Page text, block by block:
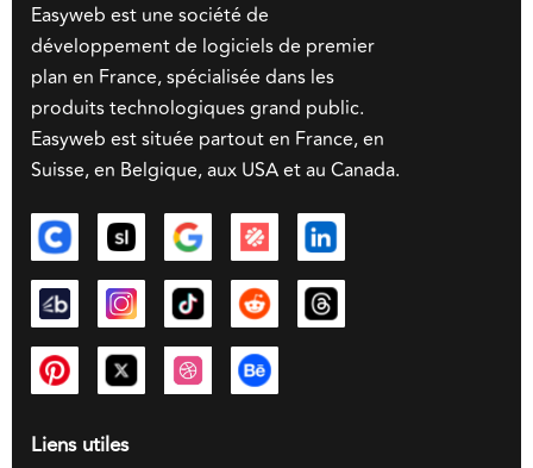
Easyweb est une société de
développement de logiciels de premier
plan en France, spécialisée dans les
produits technologiques grand public.
Easyweb est située partout en France, en
Suisse, en Belgique, aux USA et au Canada.
Liens utiles